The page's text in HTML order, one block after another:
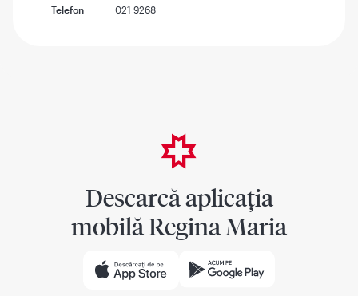
Telefon
021 9268
Descarcă aplicația
mobilă Regina Maria